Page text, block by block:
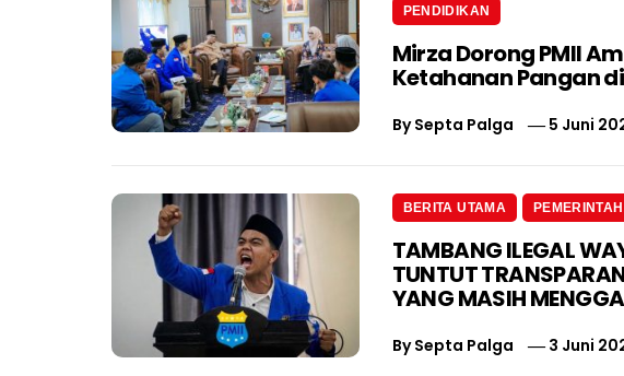
PENDIDIKAN
Mirza Dorong PMII
Ketahanan Pangan
BySepta Palga 5 Juni
BERITA UTAMA
TAMBANG ILEGAL
TUNTUT
YANG MASIH
BySepta Palga 3 Juni